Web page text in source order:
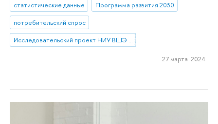
статистические данные
Программа развития 2030
потребительский спрос
Исследовательский проект НИУ ВШЭ «Экономическое поведение домашних хозяйств»
27 марта 2024